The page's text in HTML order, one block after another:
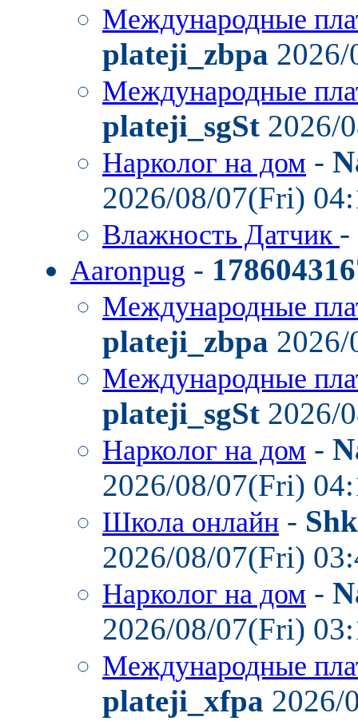
Международные
plateji_zbpa
Международные
plateji_sgSt 2026/
Нарколог на дом -
2026/08/07(Fri)
Влажность Датчик -
Aaronpug -
Международные
plateji_zbpa
Международные
plateji_sgSt 2026/
Нарколог на дом -
2026/08/07(Fri)
Школа онлайн -
2026/08/07(Fri)
Нарколог на дом -
2026/08/07(Fri)
Международные
plateji_xfpa 2026/